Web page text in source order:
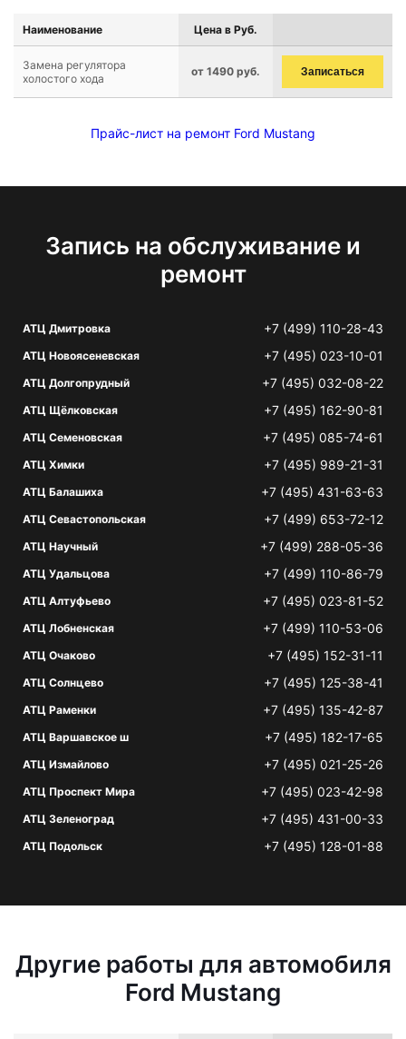
Наименование Цена в Руб.
Замена регулятора
холостого хода
от 1490 руб. Записаться
Прайс-лист на ремонт Ford Mustang
Запись на обслуживание и
ремонт
АТЦ Дмитровка +7 (499) 110-28-43
АТЦ Новоясеневская +7 (495) 023-10-01
АТЦ Долгопрудный +7 (495) 032-08-22
АТЦ Щёлковская +7 (495) 162-90-81
АТЦ Семеновская +7 (495) 085-74-61
АТЦ Химки +7 (495) 989-21-31
АТЦ Балашиха +7 (495) 431-63-63
АТЦ Севастопольская +7 (499) 653-72-12
АТЦ Научный +7 (499) 288-05-36
АТЦ Удальцова +7 (499) 110-86-79
АТЦ Алтуфьево +7 (495) 023-81-52
АТЦ Лобненская +7 (499) 110-53-06
АТЦ Очаково +7 (495) 152-31-11
АТЦ Солнцево +7 (495) 125-38-41
АТЦ Раменки +7 (495) 135-42-87
АТЦ Варшавское ш +7 (495) 182-17-65
АТЦ Измайлово +7 (495) 021-25-26
АТЦ Проспект Мира +7 (495) 023-42-98
АТЦ Зеленоград +7 (495) 431-00-33
АТЦ Подольск +7 (495) 128-01-88
Другие работы для автомобиля
Ford Mustang